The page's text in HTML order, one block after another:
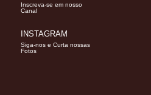
Inscreva-se em nosso
Canal
INSTAGRAM
Siga-nos e Curta nossas
Fotos